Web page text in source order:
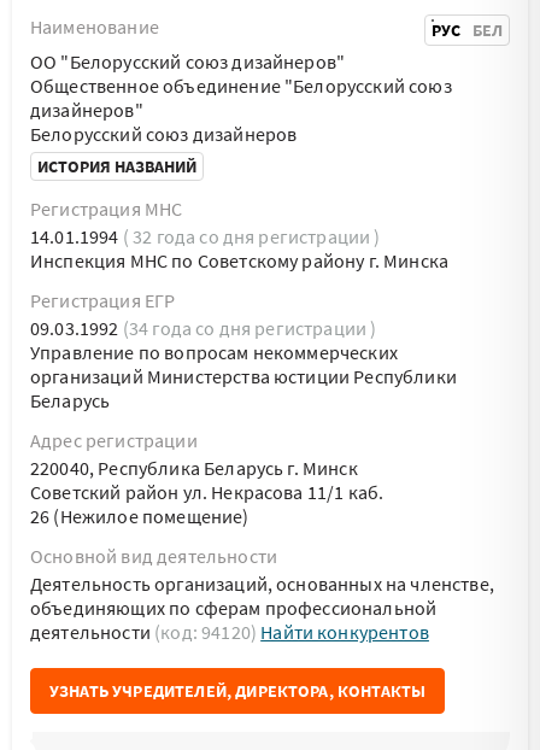
Наименование
РУС БЕЛ
ОО "Белорусский союз дизайнеров"
Общественное объединение "Белорусский союз
дизайнеров"
Белорусский союз дизайнеров
ИСТОРИЯ НАЗВАНИЙ
Регистрация МНС
14.01.1994 ( 32 года со дня регистрации )
Инспекция МНС по Советскому району г. Минска
Регистрация ЕГР
09.03.1992 (34 года со дня регистрации )
Управление по вопросам некоммерческих
организаций Министерства юстиции Республики
Беларусь
Адрес регистрации
220040, Республика Беларусь г. Минск
Советский район ул. Некрасова 11/1 каб.
26 (Нежилое помещение)
Основной вид деятельности
Деятельность организаций, основанных на членстве,
объединяющих по сферам профессиональной
деятельности (код: 94120) Найти конкурентов
УЗНАТЬ УЧРЕДИТЕЛЕЙ, ДИРЕКТОРА, КОНТАКТЫ